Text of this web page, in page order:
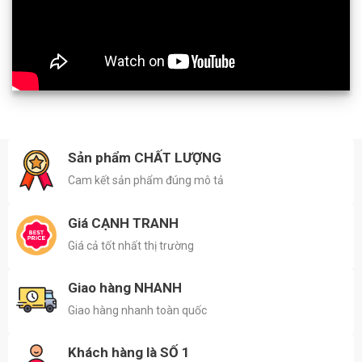
Sản phẩm CHẤT LƯỢNG
Cam kết sản phẩm đúng mô tả
Giá CẠNH TRANH
Giá cả tốt nhất thị trường
Giao hàng NHANH
Giao hàng nhanh toàn quốc
Khách hàng là SỐ 1